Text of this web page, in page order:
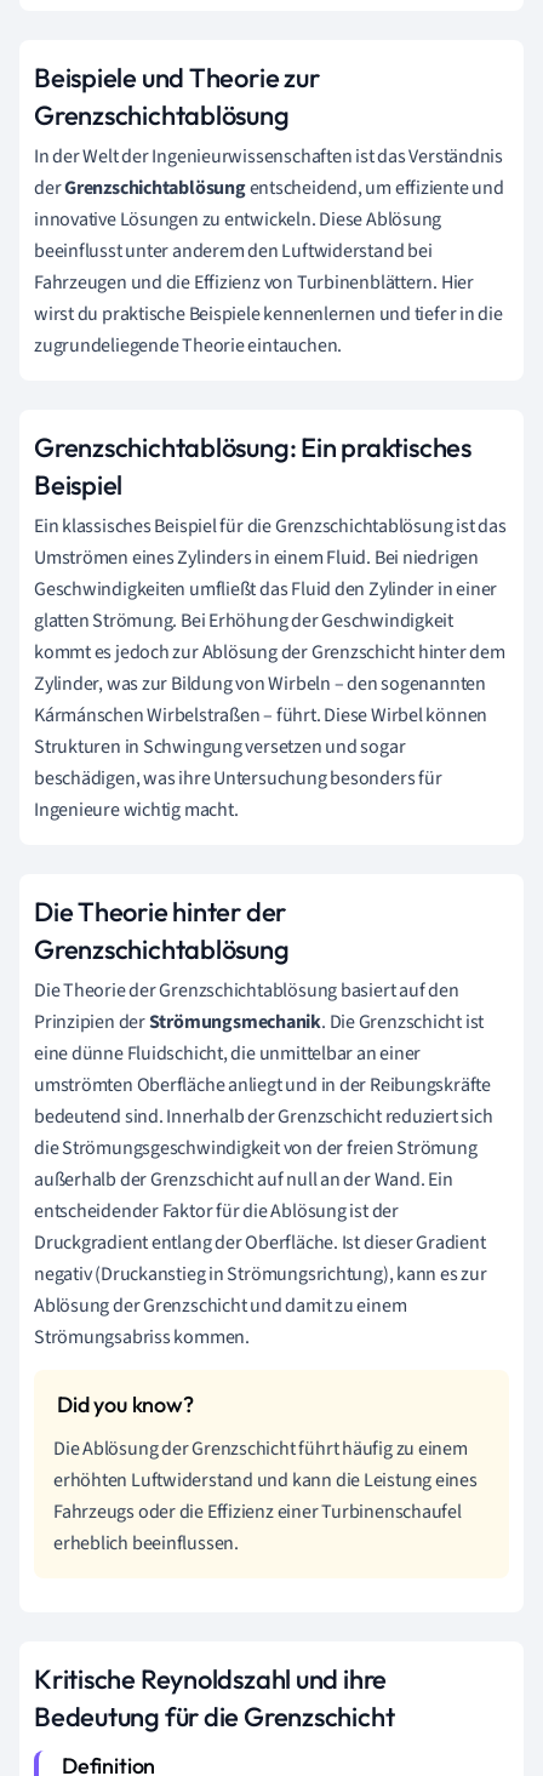
Beispiele und Theorie zur
Grenzschichtablösung
In der Welt der Ingenieurwissenschaften ist das Verständnis
derGrenzschichtablösungentscheidend, um effiziente und
innovative Lösungen zu entwickeln. Diese Ablösung
beeinflusst unter anderem den Luftwiderstand bei
Fahrzeugen und die Effizienz von Turbinenblättern. Hier
wirst du praktische Beispiele kennenlernen und tiefer in die
zugrundeliegende Theorie eintauchen.
Grenzschichtablösung: Ein praktisches
Beispiel
Ein klassisches Beispiel für die Grenzschichtablösung ist das
Umströmen eines Zylinders in einem Fluid. Bei niedrigen
Geschwindigkeiten umfließt das Fluid den Zylinder in einer
glatten Strömung. Bei Erhöhung der Geschwindigkeit
kommt es jedoch zur Ablösung der Grenzschicht hinter dem
Zylinder, was zur Bildung von Wirbeln – den sogenannten
Kármánschen Wirbelstraßen – führt. Diese Wirbel können
Strukturen in Schwingung versetzen und sogar
beschädigen, was ihre Untersuchung besonders für
Ingenieure wichtig macht.
Die Theorie hinter der
Grenzschichtablösung
Die Theorie der Grenzschichtablösung basiert auf den
Prinzipien derStrömungsmechanik. Die Grenzschicht ist
eine dünne Fluidschicht, die unmittelbar an einer
umströmten Oberfläche anliegt und in der Reibungskräfte
bedeutend sind. Innerhalb der Grenzschicht reduziert sich
die Strömungsgeschwindigkeit von der freien Strömung
außerhalb der Grenzschicht auf null an der Wand. Ein
entscheidender Faktor für die Ablösung ist der
Druckgradient entlang der Oberfläche. Ist dieser Gradient
negativ (Druckanstieg in Strömungsrichtung), kann es zur
Ablösung der Grenzschicht und damit zu einem
Strömungsabriss kommen.
Die Ablösung der Grenzschicht führt häufig zu einem
erhöhten Luftwiderstand und kann die Leistung eines
Fahrzeugs oder die Effizienz einer Turbinenschaufel
erheblich beeinflussen.
Kritische Reynoldszahl und ihre
Bedeutung für die Grenzschicht